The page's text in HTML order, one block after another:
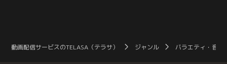
動画配信サービスのTELASA（テラサ） ジャンル バラエティ・音楽